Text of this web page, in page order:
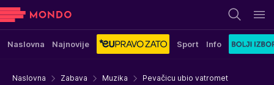
Naslovna Najnovije Sport Info
Naslovna Zabava Muzika
Pevačicu ubio vatromet